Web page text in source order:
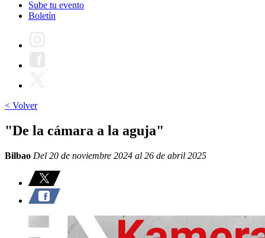
Sube tu evento
Boletín
< Volver
"De la cámara a la aguja"
Bilbao Del 20 de noviembre 2024 al 26 de abril 2025